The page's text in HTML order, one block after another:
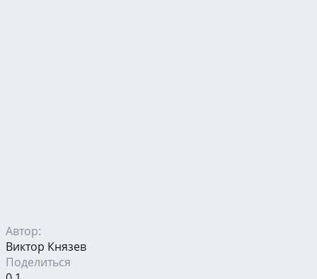
Автор:
Виктор Князев
Поделиться